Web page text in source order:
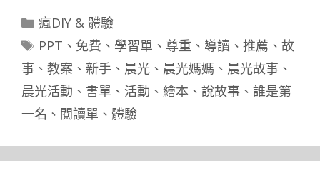
分
類
瘋DIY & 體驗
標
籤
PPT 、 免費 、 學習單 、 尊重 、 導讀 、 推薦 、 故
事 、 教案 、 新手 、 晨光 、 晨光媽媽 、 晨光故事 、
晨光活動 、 書單 、 活動 、 繪本 、 說故事 、 誰是第
一名 、 閱讀單 、 體驗